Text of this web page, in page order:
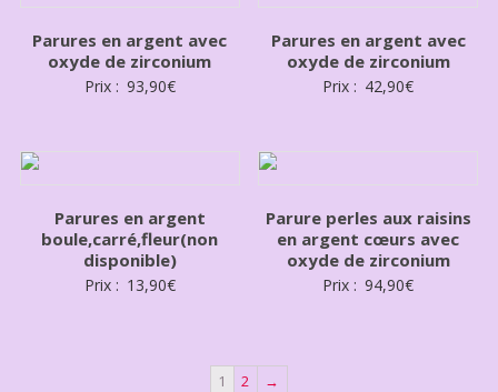
Parures en argent avec
oxyde de zirconium
Prix : 93,90€
Parures en argent avec
oxyde de zirconium
Prix : 42,90€
Parures en argent
boule,carré,fleur(non
disponible)
Prix : 13,90€
Parure perles aux raisins
en argent cœurs avec
oxyde de zirconium
Prix : 94,90€
1 2 →